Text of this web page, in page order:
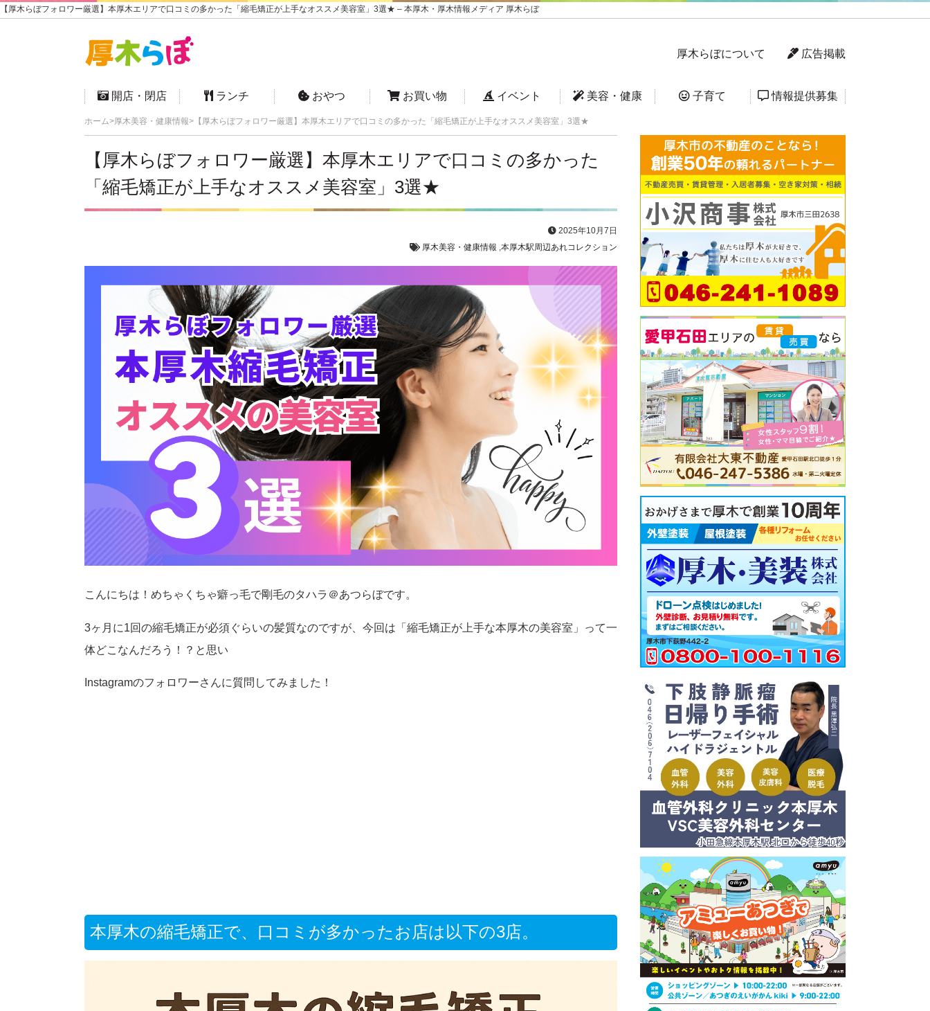
【厚木らぼフォロワー厳選】本厚木エリアで口コミの多かった「縮毛矯正が上手なオススメ美容室」3選★ – 本厚木・厚木情報メディア 厚木らぼ
厚木らぼについて 広告掲載
開店・閉店 ランチ おやつ お買い物 イベント 美容・健康 子育て 情報提供募集
ホーム 厚木美容・健康情報 【厚木らぼフォロワー厳選】本厚木エリアで口コミの多かった「縮毛矯正が上手なオススメ美容室」3選★
【厚木らぼフォロワー厳選】本厚木エリアで口コミの多かった
「縮毛矯正が上手なオススメ美容室」3選★
2025年10月7日
厚木美容・健康情報 本厚木駅周辺あれコレクション
こんにちは！めちゃくちゃ癖っ毛で剛毛のタハラ＠あつらぼです。
3ヶ月に1回の縮毛矯正が必須ぐらいの髪質なのですが、今回は「縮毛矯正が上手な本厚木の美容室」って一
体どこなんだろう！？と思い
Instagramのフォロワーさんに質問してみました！
本厚木の縮毛矯正で、口コミが多かったお店は以下の3店。